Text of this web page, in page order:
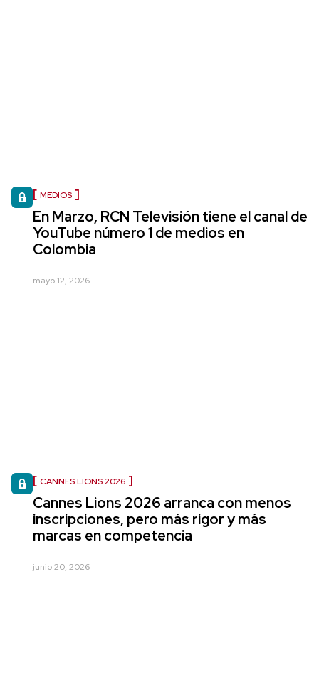
MEDIOS
En Marzo, RCN Televisión tiene el canal de
YouTube número 1 de medios en
Colombia
mayo 12, 2026
CANNES LIONS 2026
Cannes Lions 2026 arranca con menos
inscripciones, pero más rigor y más
marcas en competencia
junio 20, 2026